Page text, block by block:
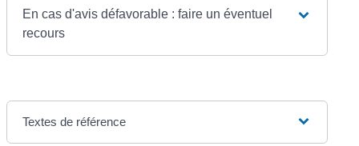
En cas d'avis défavorable : faire un éventuel
recours
Textes de référence